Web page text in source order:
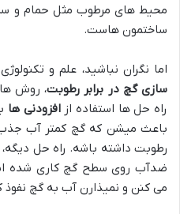
محیط های مرطوب مثل حمام و
ساختمون هاست.
اما نگران نباشید، علم و
سازی گچ در برابر رطوبت، روش
راه حل ها استفاده ازافزودنی ها
باعث میشن که گچ کمتر آب جذب
رطوبت داشته باشه. راه حل دیگه،
ضدآب روی سطح گچ کاری شده
می کنن و نمیذارن آب به گچ نفوذ